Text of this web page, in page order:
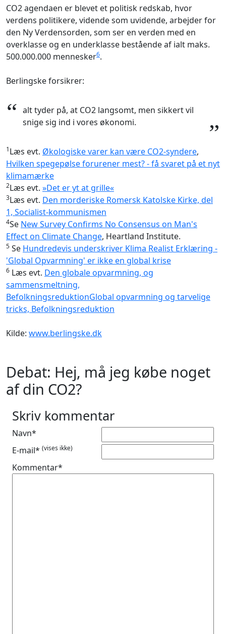
CO2 agendaen er blevet et politisk redskab, hvor
verdens politikere, vidende som uvidende, arbejder for
den Ny Verdensorden, som ser en verden med en
overklasse og en underklasse bestående af ialt maks.
500.000.000 mennesker6.
Berlingske forsikrer:
“ alt tyder på, at CO2 langsomt, men sikkert vil
snige sig ind i vores økonomi.
”
1Læs evt. Økologiske varer kan være CO2-syndere,
Hvilken spegepølse forurener mest? - få svaret på et nyt
klimamærke
2Læs evt. »Det er yt at grille«
3Læs evt. Den morderiske Romersk Katolske Kirke, del
1, Socialist-kommunismen
4Se New Survey Confirms No Consensus on Man's
Effect on Climate Change, Heartland Institute.
5 Se Hundredevis underskriver Klima Realist Erklæring -
'Global Opvarmning' er ikke en global krise
6 Læs evt. Den globale opvarmning, og
sammensmeltning,
BefolkningsreduktionGlobal opvarmning og tarvelige
tricks, Befolkningsreduktion
Kilde: www.berlingske.dk
Debat: Hej, må jeg købe noget
af din CO2?
Skriv kommentar
Navn*
E-mail* (vises ikke)
Kommentar*